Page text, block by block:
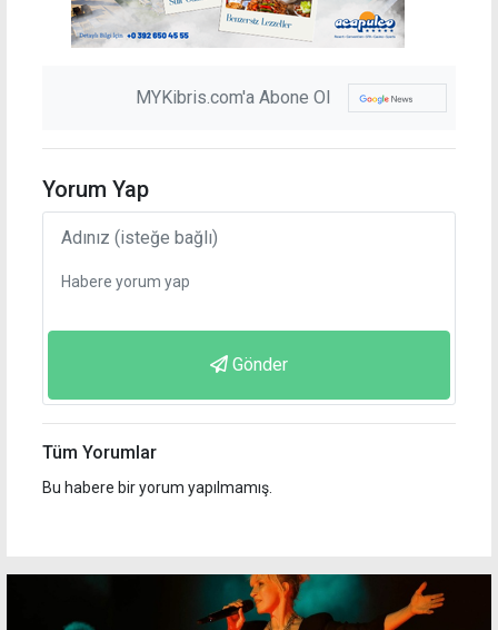
MYKibris.com'a Abone Ol
Yorum Yap
Gönder
Tüm Yorumlar
Bu habere bir yorum yapılmamış.